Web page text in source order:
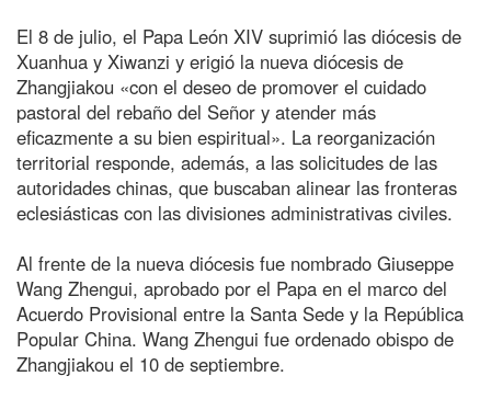
El 8 de julio, el Papa León XIV suprimió las diócesis de
Xuanhua y Xiwanzi y erigió la nueva diócesis de
Zhangjiakou «con el deseo de promover el cuidado
pastoral del rebaño del Señor y atender más
eficazmente a su bien espiritual». La reorganización
territorial responde, además, a las solicitudes de las
autoridades chinas, que buscaban alinear las fronteras
eclesiásticas con las divisiones administrativas civiles.
Al frente de la nueva diócesis fue nombrado Giuseppe
Wang Zhengui, aprobado por el Papa en el marco del
Acuerdo Provisional entre la Santa Sede y la República
Popular China. Wang Zhengui fue ordenado obispo de
Zhangjiakou el 10 de septiembre.